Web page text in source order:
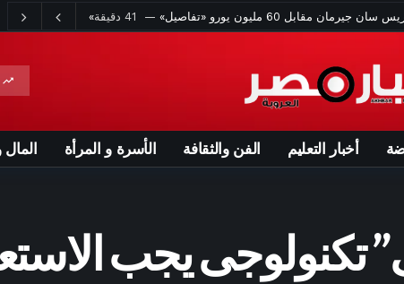
يتحرك سريعا لإنقاذ طفل ويسخر من بايدن
مع طرابزون سبور في الدوري التركي – الأسبوع
تساعد الجسم في التخلص من السموم – الأسبوع
«عشماوي» إلى الراحل عمر الشريف لهذا السبب
أثناء حادثة تتعلق بالسلامة الجوية.. ما القصة؟
صلاح إلى طرابزون سبور بأغنية خاصة – الأسبوع
وعزام التنزاني ينتظر الفائز في دور الـ32
أخبار التعليم الفن والثقافة الأسرة و المرأة
تكنولوجى يجب